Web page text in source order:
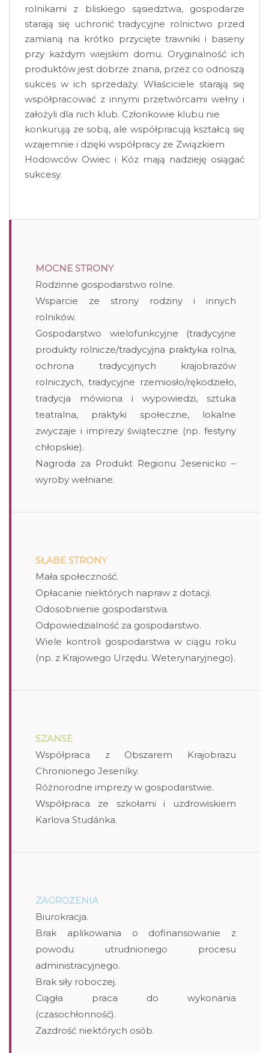
rolnikami z bliskiego sąsiedztwa, gospodarze
starają się uchronić tradycyjne rolnictwo przed
zamianą na krótko przycięte trawniki i baseny
przy każdym wiejskim domu. Oryginalność ich
produktów jest dobrze znana, przez co odnoszą
sukces w ich sprzedaży. Właściciele starają się
współpracować z innymi przetwórcami wełny i
założyli dla nich klub. Członkowie klubu nie
konkurują ze sobą, ale współpracują kształcą się
wzajemnie i dzięki współpracy ze Związkiem
Hodowców Owiec i Kóz mają nadzieję osiągać
sukcesy.
MOCNE STRONY
Rodzinne gospodarstwo rolne.
Wsparcie ze strony rodziny i innych
rolników.
Gospodarstwo wielofunkcyjne (tradycyjne
produkty rolnicze/tradycyjna praktyka rolna,
ochrona tradycyjnych krajobrazów
rolniczych, tradycyjne rzemiosło/rękodzieło,
tradycja mówiona i wypowiedzi, sztuka
teatralna, praktyki społeczne, lokalne
zwyczaje i imprezy świąteczne (np. festyny
chłopskie).
Nagroda za Produkt Regionu Jesenicko –
wyroby wełniane.
SŁABE STRONY
Mała społeczność.
Opłacanie niektórych napraw z dotacji.
Odosobnienie gospodarstwa.
Odpowiedzialność za gospodarstwo.
Wiele kontroli gospodarstwa w ciągu roku
(np. z Krajowego Urzędu. Weterynaryjnego).
SZANSE
Współpraca z Obszarem Krajobrazu
Chronionego Jeseníky.
Różnorodne imprezy w gospodarstwie.
Współpraca ze szkołami i uzdrowiskiem
Karlova Studánka.
ZAGROŻENIA
Biurokracja.
Brak aplikowania o dofinansowanie z
powodu utrudnionego procesu
administracyjnego.
Brak siły roboczej.
Ciągła praca do wykonania
(czasochłonność).
Zazdrość niektórych osób.